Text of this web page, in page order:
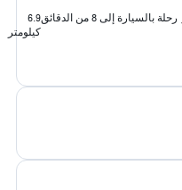
رحلة بالسيارة إلى 8 من الدقائق
6.9
كيلومتر